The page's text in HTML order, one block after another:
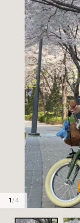
1 / 4